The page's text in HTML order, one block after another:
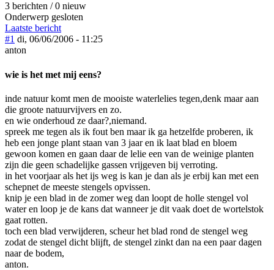
3 berichten / 0 nieuw
Onderwerp gesloten
Laatste bericht
#1 di, 06/06/2006 - 11:25
anton
wie is het met mij eens?
inde natuur komt men de mooiste waterlelies tegen,denk maar aan
die groote natuurvijvers en zo.
en wie onderhoud ze daar?,niemand.
spreek me tegen als ik fout ben maar ik ga hetzelfde proberen, ik
heb een jonge plant staan van 3 jaar en ik laat blad en bloem
gewoon komen en gaan daar de lelie een van de weinige planten
zijn die geen schadelijke gassen vrijgeven bij verroting.
in het voorjaar als het ijs weg is kan je dan als je erbij kan met een
schepnet de meeste stengels opvissen.
knip je een blad in de zomer weg dan loopt de holle stengel vol
water en loop je de kans dat wanneer je dit vaak doet de wortelstok
gaat rotten.
toch een blad verwijderen, scheur het blad rond de stengel weg
zodat de stengel dicht blijft, de stengel zinkt dan na een paar dagen
naar de bodem,
anton.